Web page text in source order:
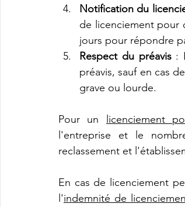
Notification du
de licenciement pour
jours pour répondre
Respect du préavis :
préavis, sauf en cas
grave ou lourde​​.
Pour un licenciement
l'entreprise et le
reclassement et
En cas de licenciement
l'indemnité de